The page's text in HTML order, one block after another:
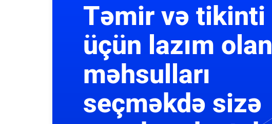
Təmir və tikinti
üçün lazım olan
məhsulları
seçməkdə sizə